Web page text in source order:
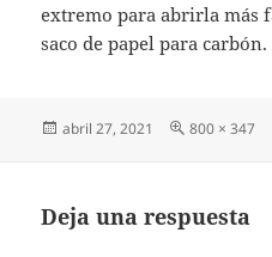
extremo para abrirla más
saco de papel para carbón.
Publicado
abril 27, 2021
Tamaño
800 × 347
Deja una respuesta